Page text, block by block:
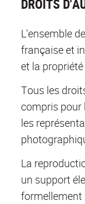
DROITS
L'ensemble
française et
et la
Tous les
compris pour
les
La
un support